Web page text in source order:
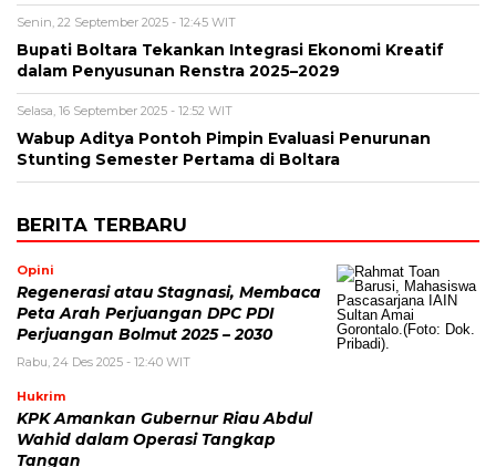
Senin, 22 September 2025 - 12:45 WIT
Bupati Boltara Tekankan Integrasi Ekonomi Kreatif
dalam Penyusunan Renstra 2025–2029
Selasa, 16 September 2025 - 12:52 WIT
Wabup Aditya Pontoh Pimpin Evaluasi Penurunan
Stunting Semester Pertama di Boltara
BERITA TERBARU
Opini
Regenerasi atau Stagnasi, Membaca
Peta Arah Perjuangan DPC PDI
Perjuangan Bolmut 2025 – 2030
Rabu, 24 Des 2025 - 12:40 WIT
Hukrim
KPK Amankan Gubernur Riau Abdul
Wahid dalam Operasi Tangkap
Tangan